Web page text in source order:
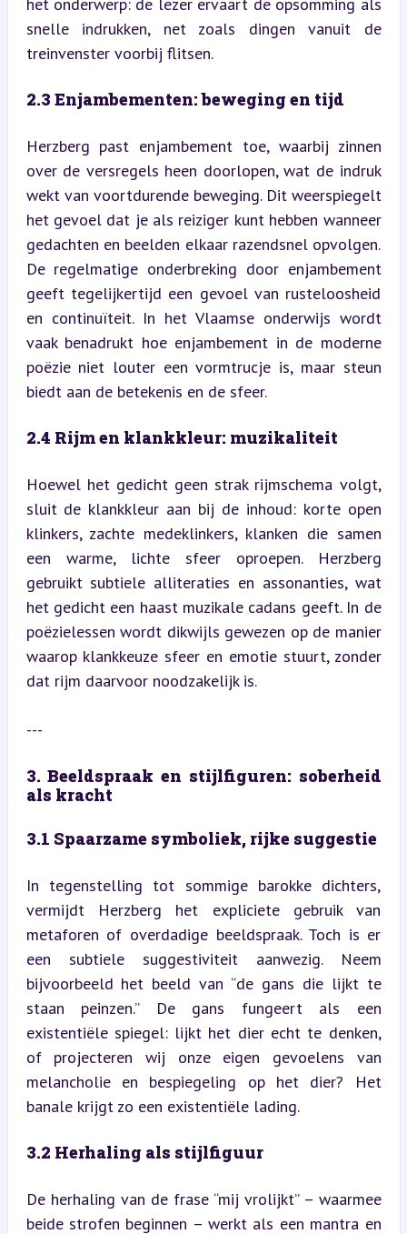
snelle indrukken, net zoals dingen vanuit de
treinvenster voorbij flitsen.
2.3 Enjambementen: beweging en tijd
Herzberg past enjambement toe, waarbij zinnen
over de versregels heen doorlopen, wat de indruk
wekt van voortdurende beweging. Dit weerspiegelt
het gevoel dat je als reiziger kunt hebben wanneer
gedachten en beelden elkaar razendsnel opvolgen.
De regelmatige onderbreking door enjambement
geeft tegelijkertijd een gevoel van rusteloosheid
en continuïteit. In het Vlaamse onderwijs wordt
vaak benadrukt hoe enjambement in de moderne
poëzie niet louter een vormtrucje is, maar steun
biedt aan de betekenis en de sfeer.
2.4 Rijm en klankkleur: muzikaliteit
Hoewel het gedicht geen strak rijmschema volgt,
sluit de klankkleur aan bij de inhoud: korte open
klinkers, zachte medeklinkers, klanken die samen
een warme, lichte sfeer oproepen. Herzberg
gebruikt subtiele alliteraties en assonanties, wat
het gedicht een haast muzikale cadans geeft. In de
poëzielessen wordt dikwijls gewezen op de manier
waarop klankkeuze sfeer en emotie stuurt, zonder
dat rijm daarvoor noodzakelijk is.
---
3. Beeldspraak en stijlfiguren: soberheid
als kracht
3.1 Spaarzame symboliek, rijke suggestie
In tegenstelling tot sommige barokke dichters,
vermijdt Herzberg het expliciete gebruik van
metaforen of overdadige beeldspraak. Toch is er
een subtiele suggestiviteit aanwezig. Neem
bijvoorbeeld het beeld van “de gans die lijkt te
staan peinzen.” De gans fungeert als een
existentiële spiegel: lijkt het dier echt te denken,
of projecteren wij onze eigen gevoelens van
melancholie en bespiegeling op het dier? Het
banale krijgt zo een existentiële lading.
3.2 Herhaling als stijlfiguur
De herhaling van de frase “mij vrolijkt” – waarmee
beide strofen beginnen – werkt als een mantra en